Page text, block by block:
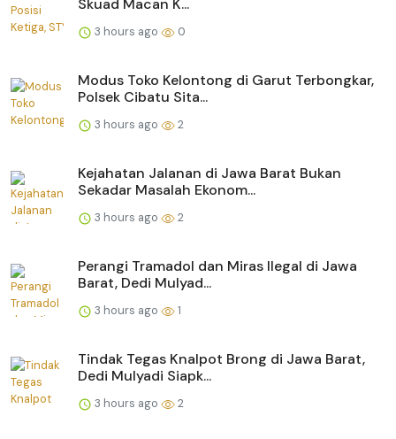
Skuad Macan K...
3 hours ago 0
Modus Toko Kelontong di Garut Terbongkar,
Polsek Cibatu Sita...
3 hours ago 2
Kejahatan Jalanan di Jawa Barat Bukan
Sekadar Masalah Ekonom...
3 hours ago 2
Perangi Tramadol dan Miras Ilegal di Jawa
Barat, Dedi Mulyad...
3 hours ago 1
Tindak Tegas Knalpot Brong di Jawa Barat,
Dedi Mulyadi Siapk...
3 hours ago 2